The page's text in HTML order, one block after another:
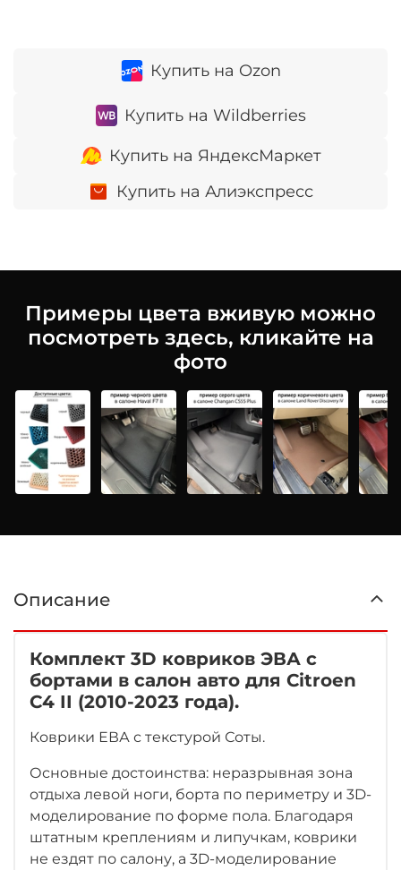
Купить на Ozon
Купить на Wildberries
Купить на ЯндексМаркет
Купить на Алиэкспресс
Примеры цвета вживую можно
посмотреть здесь, кликайте на
фото
Описание
Комплект 3D ковриков ЭВА с
бортами в салон авто для Citroen
C4 II (2010-2023 года).
Коврики ЕВА с текстурой Соты.
Основные достоинства: неразрывная зона
отдыха левой ноги, борта по периметру и 3D-
моделирование по форме пола. Благодаря
штатным креплениям и липучкам, коврики
не ездят по салону, а 3D-моделирование